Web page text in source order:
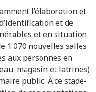
l’élaboration et
et de
et en situation
1 070 nouvelles salles
aux personnes en
magasin et latrines)
public. À ce stade-